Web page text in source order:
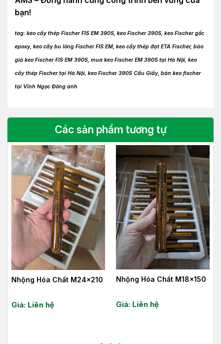
bạn!
tag: keo cấy thép Fischer FIS EM 390S, keo Fischer 390S, keo Fischer gốc
epoxy, keo cấy bu lông Fischer FIS EM, keo cấy thép đạt ETA Fischer, báo
giá keo Fischer FIS EM 390S, mua keo Fischer EM 390S tại Hà Nội, keo
cấy thép Fischer tại Hà Nội, keo Fischer 390S Cầu Giấy, bán keo fischer
tại Vĩnh Ngọc Đông anh
Các sản phẩm tương tự
Nhộng Hóa Chất M24x210
Giá: Liên hệ
Nhộng Hóa Chất M18x150
Giá: Liên hệ